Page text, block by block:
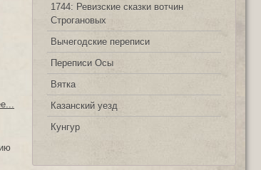
1744: Ревизские сказки вотчин
Строгановых
Вычегодские переписи
Переписи Осы
Вятка
Казанский уезд
Кунгур